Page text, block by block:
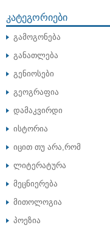
ᲙᲐᲢᲔᲒᲝᲠᲘᲔᲑᲘ
გამოგონება
განათლება
გენიოსები
გეოგრაფია
დამაკვირდი
ისტორია
იცით თუ არა,რომ
ლიტერატურა
მეცნიერება
მითოლოგია
პოეზია